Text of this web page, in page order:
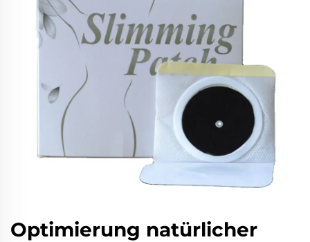
Optimierung natürlicher